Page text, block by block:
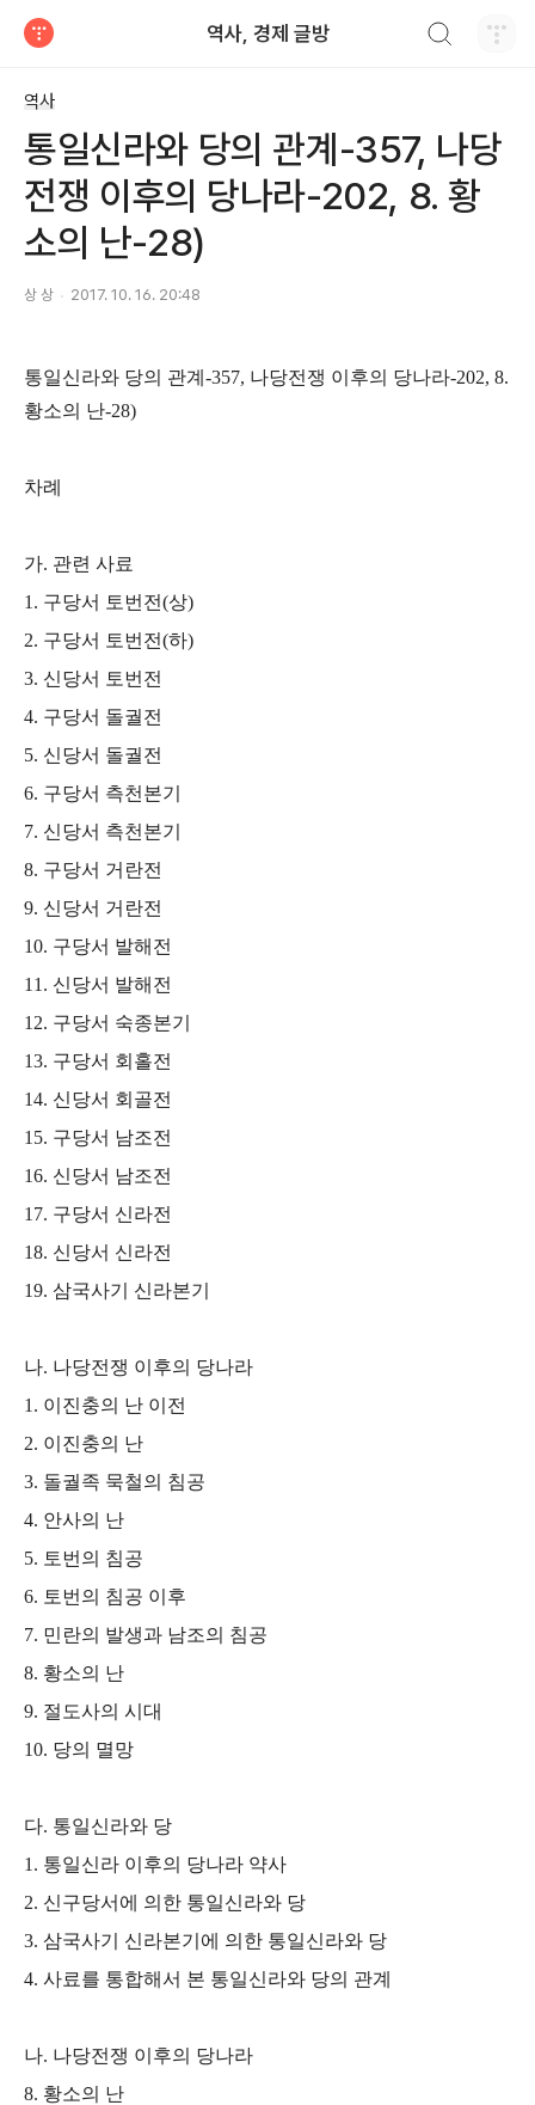
역사, 경제 글방
역사
통일신라와 당의 관계-357, 나당
전쟁 이후의 당나라-202, 8. 황
소의 난-28)
상 상 2017. 10. 16. 20:48
통일신라와 당의 관계 -357, 나당전쟁 이후의 당나라-202, 8.
황소의 난-28)
차례
가. 관련 사료
1. 구당서 토번전(상)
2. 구당서 토번전(하)
3. 신당서 토번전
4. 구당서 돌궐전
5. 신당서 돌궐전
6. 구당서 측천본기
7. 신당서 측천본기
8. 구당서 거란전
9. 신당서 거란전
10. 구당서 발해전
11. 신당서 발해전
12. 구당서 숙종본기
13. 구당서 회홀전
14. 신당서 회골전
15. 구당서 남조전
16. 신당서 남조전
17. 구당서 신라전
18. 신당서 신라전
19. 삼국사기 신라본기
나. 나당전쟁 이후의 당나라
1. 이진충의 난 이전
2. 이진충의 난
3. 돌궐족 묵철의 침공
4. 안사의 난
5. 토번의 침공
6. 토번의 침공 이후
7. 민란의 발생과 남조의 침공
8. 황소의 난
9. 절도사의 시대
10. 당의 멸망
다. 통일신라와 당
1. 통일신라 이후의 당나라 약사
2. 신구당서에 의한 통일신라와 당
3. 삼국사기 신라본기에 의한 통일신라와 당
4. 사료를 통합해서 본 통일신라와 당의 관계
나. 나당전쟁 이후의 당나라
8. 황소의 난